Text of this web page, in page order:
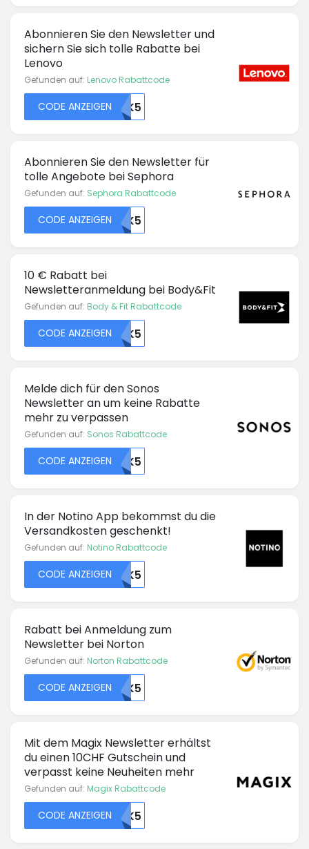
Abonnieren Sie den Newsletter und
sichern Sie sich tolle Rabatte bei
Lenovo
Gefunden auf: Lenovo Rabattcode
CODE ANZEIGEN
48360OTK5
Abonnieren Sie den Newsletter für
tolle Angebote bei Sephora
Gefunden auf: Sephora Rabattcode
CODE ANZEIGEN
48365OTK5
10 € Rabatt bei
Newsletteranmeldung bei Body&Fit
Gefunden auf: Body & Fit Rabattcode
CODE ANZEIGEN
48370OTK5
Melde dich für den Sonos
Newsletter an um keine Rabatte
mehr zu verpassen
Gefunden auf: Sonos Rabattcode
CODE ANZEIGEN
46439OTK5
In der Notino App bekommst du die
Versandkosten geschenkt!
Gefunden auf: Notino Rabattcode
CODE ANZEIGEN
46249OTK5
Rabatt bei Anmeldung zum
Newsletter bei Norton
Gefunden auf: Norton Rabattcode
CODE ANZEIGEN
46206OTK5
Mit dem Magix Newsletter erhältst
du einen 10CHF Gutschein und
verpasst keine Neuheiten mehr
Gefunden auf: Magix Rabattcode
CODE ANZEIGEN
46045OTK5